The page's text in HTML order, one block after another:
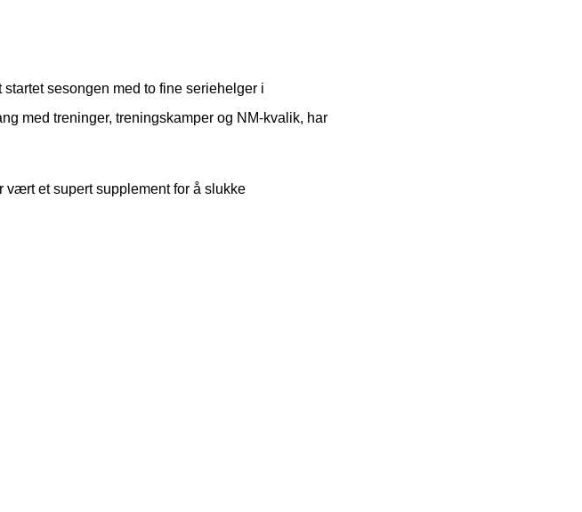
sesongen med to fine seriehelger i
med treninger, treningskamper og NM-kvalik, har
vært et supert supplement for å slukke